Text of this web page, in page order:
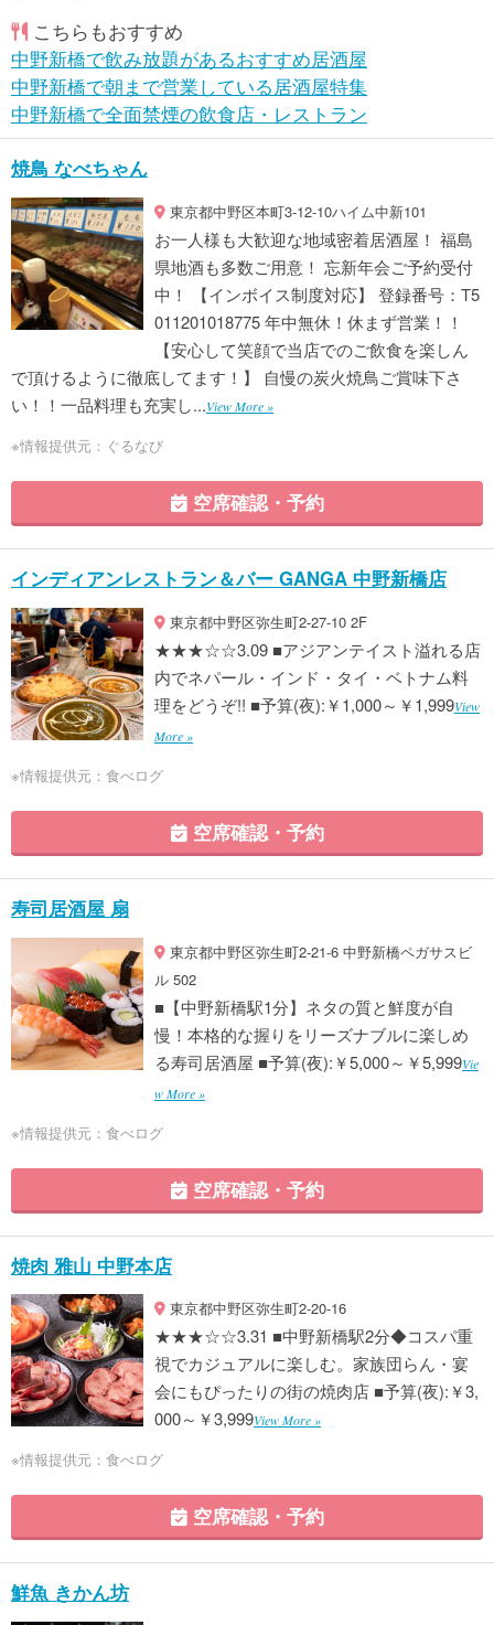
こちらもおすすめ
中野新橋で飲み放題があるおすすめ居酒屋
中野新橋で朝まで営業している居酒屋特集
中野新橋で全面禁煙の飲食店・レストラン
焼鳥 なべちゃん
東京都中野区本町3-12-10ハイム中新101
お一人様も大歓迎な地域密着居酒屋！ 福島
県地酒も多数ご用意！ 忘新年会ご予約受付
中！ 【インボイス制度対応】 登録番号：T5
011201018775 年中無休！休まず営業！！
【安心して笑顔で当店でのご飲食を楽しん
で頂けるように徹底してます！】 自慢の炭火焼鳥ご賞味下さ
い！！一品料理も充実し...View More »
※情報提供元：ぐるなび
空席確認・予約
インディアンレストラン＆バー GANGA 中野新橋店
東京都中野区弥生町2-27-10 2F
★★★☆☆3.09 ■アジアンテイスト溢れる店
内でネパール・インド・タイ・ベトナム料
理をどうぞ!! ■予算(夜):￥1,000～￥1,999View
More »
※情報提供元：食べログ
空席確認・予約
寿司居酒屋 扇
東京都中野区弥生町2-21-6 中野新橋ペガサスビ
ル 502
■【中野新橋駅1分】ネタの質と鮮度が自
慢！本格的な握りをリーズナブルに楽しめ
る寿司居酒屋 ■予算(夜):￥5,000～￥5,999Vie
w More »
※情報提供元：食べログ
空席確認・予約
焼肉 雅山 中野本店
東京都中野区弥生町2-20-16
★★★☆☆3.31 ■中野新橋駅2分◆コスパ重
視でカジュアルに楽しむ。家族団らん・宴
会にもぴったりの街の焼肉店 ■予算(夜):￥3,
000～￥3,999View More »
※情報提供元：食べログ
空席確認・予約
鮮魚 きかん坊